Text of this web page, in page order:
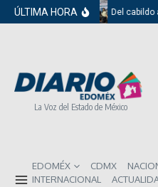
Saltar al contenido
ÚLTIMA HORA Del
La Voz del Estado de México
EDOMÉX CDMX
INTERNACIONAL